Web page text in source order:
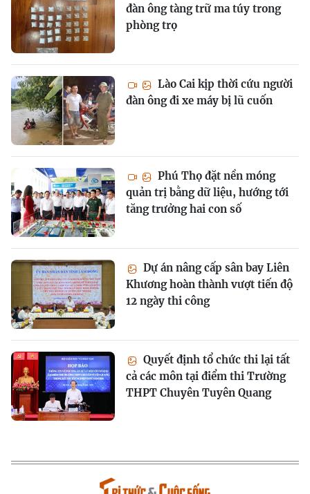
đàn ông tàng trữ ma túy trong
phòng trọ
Lào Cai kịp thời cứu người
đàn ông đi xe máy bị lũ cuốn
Phú Thọ đặt nền móng
quản trị bằng dữ liệu, hướng tới
tăng trưởng hai con số
Dự án nâng cấp sân bay Liên
Khương hoàn thành vượt tiến độ
12 ngày thi công
Quyết định tổ chức thi lại tất
cả các môn tại điểm thi Trường
THPT Chuyên Tuyên Quang